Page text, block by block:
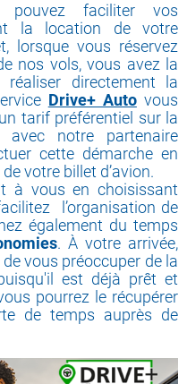
faciliter vos
la location de votre
lorsque vous réservez
nos vols, vous avez la
directement la
Drive+ Autovous
tarif préférentiel sur la
avec notre partenaire
cette démarche en
votre billet d’avion.
à vous en choisissant
l’organisation de
également du temps
. À votre arrivée,
vous préoccuper de la
est déjà prêt et
pourrez le récupérer
de temps auprès de